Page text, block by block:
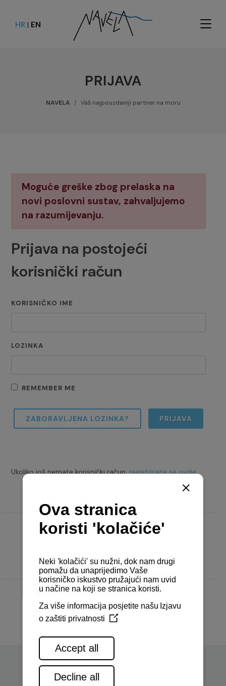
HR | EN
PRIJAVA
NAVELA Vaš najpouzdaniji partner na moru
Moguće greške zbog prelaska na
novi poslovni sustav, zahvaljujemo
na razumijevanju.
Prijava na postojeći
korisnički račun
KORISNIČKO IME
LOZINKA
REMEMBER ME
ZABORAVLJENA LOZINKA? PRIJAVA
Ukoliko još nemate korisnički račun,registrirajte se ovdje.